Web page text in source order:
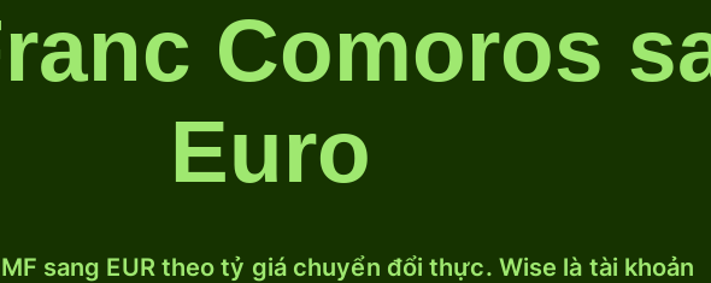
Comoros
Euro
sang EUR theo tỷ giá chuyển đổi thực. Wise là tài khoản